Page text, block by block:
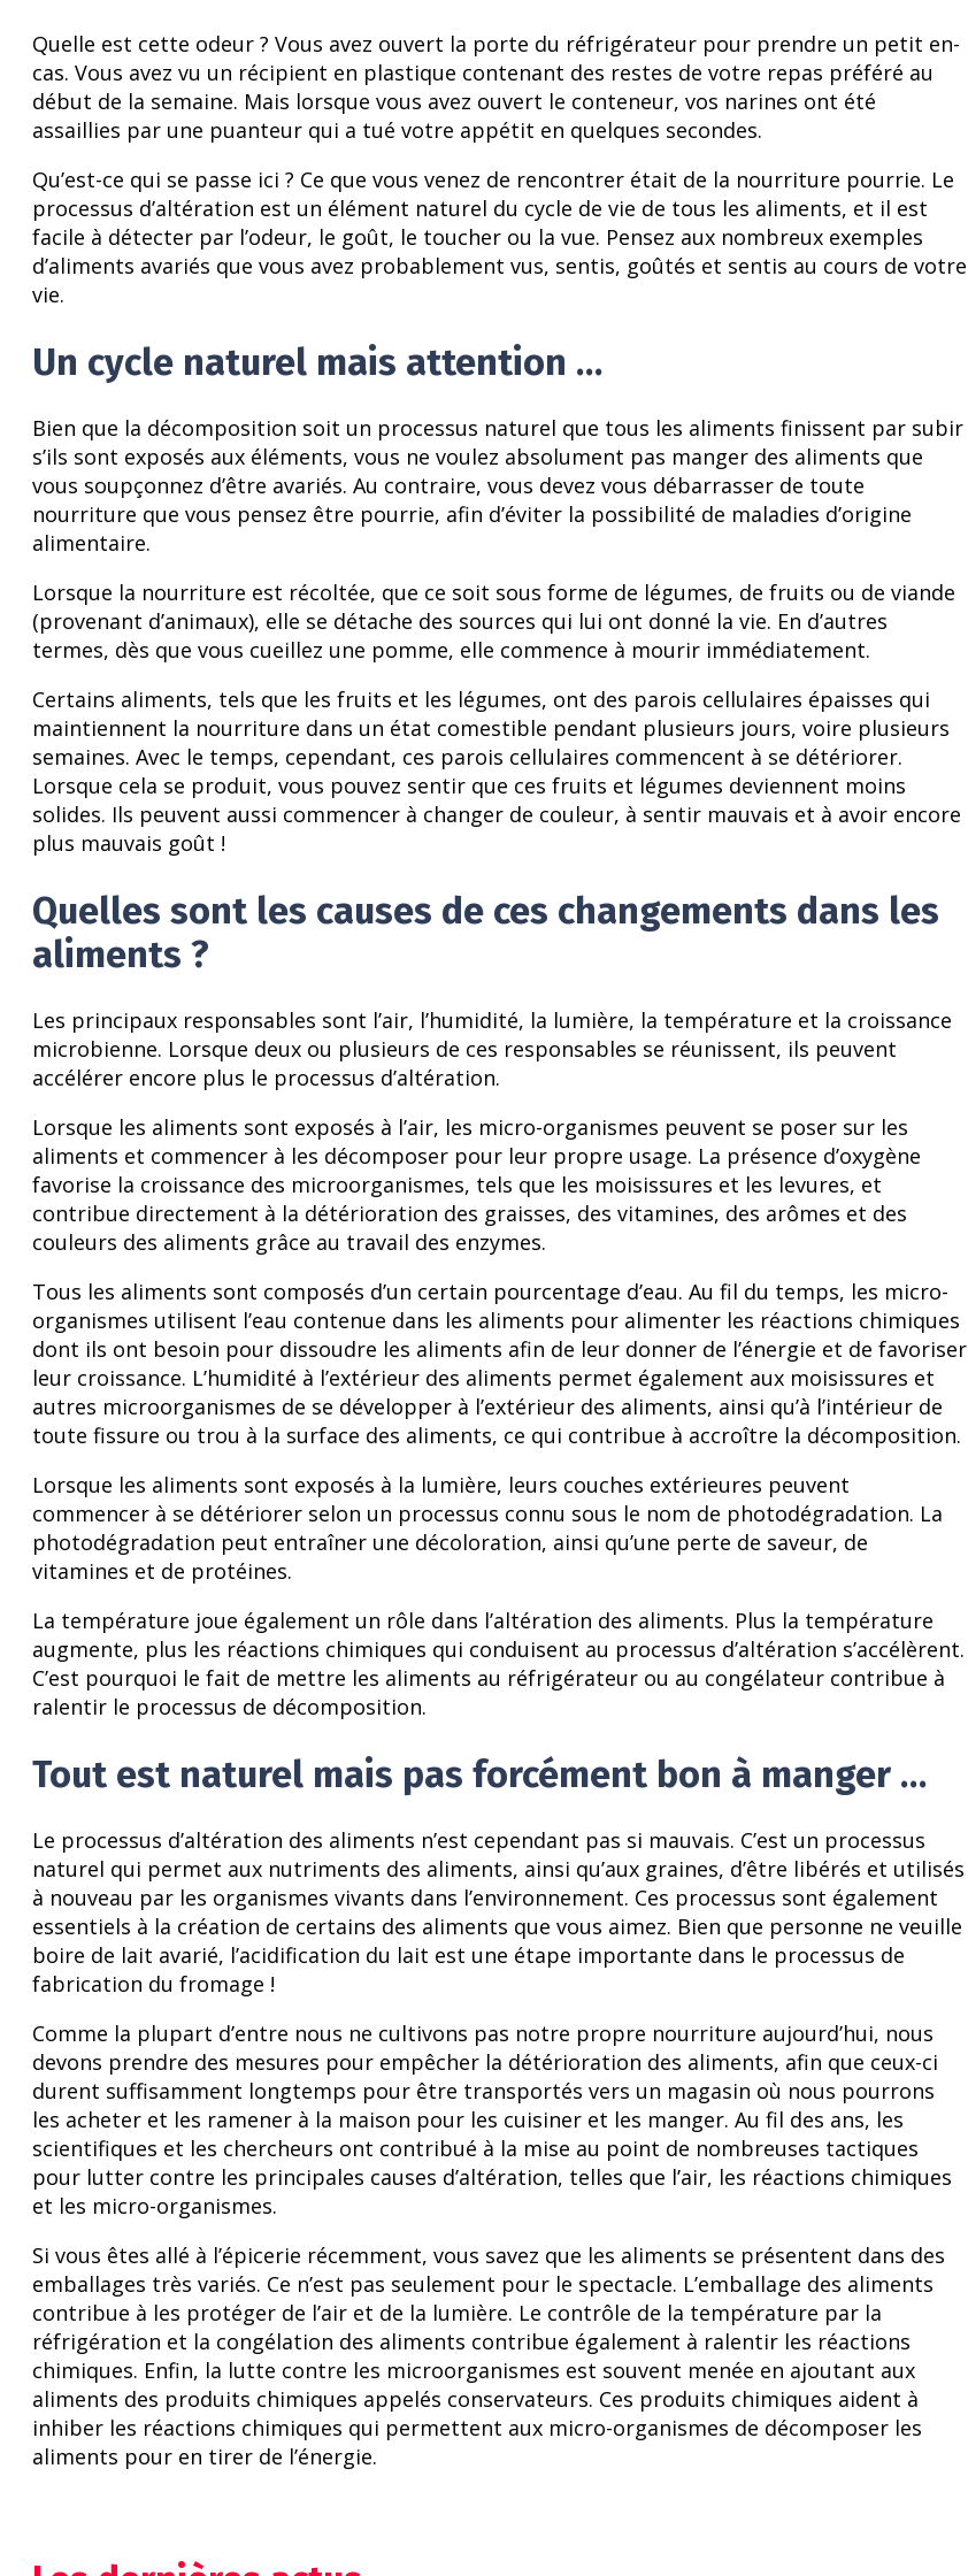
Quelle est cette odeur ? Vous avez ouvert la porte du réfrigérateur pour prendre un petit en-
cas. Vous avez vu un récipient en plastique contenant des restes de votre repas préféré au
début de la semaine. Mais lorsque vous avez ouvert le conteneur, vos narines ont été
assaillies par une puanteur qui a tué votre appétit en quelques secondes.
Qu’est-ce qui se passe ici ? Ce que vous venez de rencontrer était de la nourriture pourrie. Le
processus d’altération est un élément naturel du cycle de vie de tous les aliments, et il est
facile à détecter par l’odeur, le goût, le toucher ou la vue. Pensez aux nombreux exemples
d’aliments avariés que vous avez probablement vus, sentis, goûtés et sentis au cours de votre
vie.
Un cycle naturel mais attention …
Bien que la décomposition soit un processus naturel que tous les aliments finissent par subir
s’ils sont exposés aux éléments, vous ne voulez absolument pas manger des aliments que
vous soupçonnez d’être avariés. Au contraire, vous devez vous débarrasser de toute
nourriture que vous pensez être pourrie, afin d’éviter la possibilité de maladies d’origine
alimentaire.
Lorsque la nourriture est récoltée, que ce soit sous forme de légumes, de fruits ou de viande
(provenant d’animaux), elle se détache des sources qui lui ont donné la vie. En d’autres
termes, dès que vous cueillez une pomme, elle commence à mourir immédiatement.
Certains aliments, tels que les fruits et les légumes, ont des parois cellulaires épaisses qui
maintiennent la nourriture dans un état comestible pendant plusieurs jours, voire plusieurs
semaines. Avec le temps, cependant, ces parois cellulaires commencent à se détériorer.
Lorsque cela se produit, vous pouvez sentir que ces fruits et légumes deviennent moins
solides. Ils peuvent aussi commencer à changer de couleur, à sentir mauvais et à avoir encore
plus mauvais goût !
Quelles sont les causes de ces changements dans les
aliments ?
Les principaux responsables sont l’air, l’humidité, la lumière, la température et la croissance
microbienne. Lorsque deux ou plusieurs de ces responsables se réunissent, ils peuvent
accélérer encore plus le processus d’altération.
Lorsque les aliments sont exposés à l’air, les micro-organismes peuvent se poser sur les
aliments et commencer à les décomposer pour leur propre usage. La présence d’oxygène
favorise la croissance des microorganismes, tels que les moisissures et les levures, et
contribue directement à la détérioration des graisses, des vitamines, des arômes et des
couleurs des aliments grâce au travail des enzymes.
Tous les aliments sont composés d’un certain pourcentage d’eau. Au fil du temps, les micro-
organismes utilisent l’eau contenue dans les aliments pour alimenter les réactions chimiques
dont ils ont besoin pour dissoudre les aliments afin de leur donner de l’énergie et de favoriser
leur croissance. L’humidité à l’extérieur des aliments permet également aux moisissures et
autres microorganismes de se développer à l’extérieur des aliments, ainsi qu’à l’intérieur de
toute fissure ou trou à la surface des aliments, ce qui contribue à accroître la décomposition.
Lorsque les aliments sont exposés à la lumière, leurs couches extérieures peuvent
commencer à se détériorer selon un processus connu sous le nom de photodégradation. La
photodégradation peut entraîner une décoloration, ainsi qu’une perte de saveur, de
vitamines et de protéines.
La température joue également un rôle dans l’altération des aliments. Plus la température
augmente, plus les réactions chimiques qui conduisent au processus d’altération s’accélèrent.
C’est pourquoi le fait de mettre les aliments au réfrigérateur ou au congélateur contribue à
ralentir le processus de décomposition.
Tout est naturel mais pas forcément bon à manger …
Le processus d’altération des aliments n’est cependant pas si mauvais. C’est un processus
naturel qui permet aux nutriments des aliments, ainsi qu’aux graines, d’être libérés et utilisés
à nouveau par les organismes vivants dans l’environnement. Ces processus sont également
essentiels à la création de certains des aliments que vous aimez. Bien que personne ne veuille
boire de lait avarié, l’acidification du lait est une étape importante dans le processus de
fabrication du fromage !
Comme la plupart d’entre nous ne cultivons pas notre propre nourriture aujourd’hui, nous
devons prendre des mesures pour empêcher la détérioration des aliments, afin que ceux-ci
durent suffisamment longtemps pour être transportés vers un magasin où nous pourrons
les acheter et les ramener à la maison pour les cuisiner et les manger. Au fil des ans, les
scientifiques et les chercheurs ont contribué à la mise au point de nombreuses tactiques
pour lutter contre les principales causes d’altération, telles que l’air, les réactions chimiques
et les micro-organismes.
Si vous êtes allé à l’épicerie récemment, vous savez que les aliments se présentent dans des
emballages très variés. Ce n’est pas seulement pour le spectacle. L’emballage des aliments
contribue à les protéger de l’air et de la lumière. Le contrôle de la température par la
réfrigération et la congélation des aliments contribue également à ralentir les réactions
chimiques. Enfin, la lutte contre les microorganismes est souvent menée en ajoutant aux
aliments des produits chimiques appelés conservateurs. Ces produits chimiques aident à
inhiber les réactions chimiques qui permettent aux micro-organismes de décomposer les
aliments pour en tirer de l’énergie.